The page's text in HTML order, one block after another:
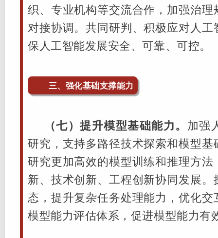
织、专业机构等交流合作，加强治
对接协调。共同研判、积极应对人
保人工智能发展安全、可靠、可控。
三、强化基础支撑能力
（七）提升模型基础能力。 加强
研究，支持多路径技术探索和模型
研究更加高效的模型训练和推理方
新、技术创新、工程创新协同发展
态，提升复杂任务处理能力，优化
模型能力评估体系，促进模型能力有